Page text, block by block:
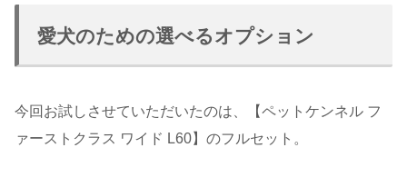
愛犬のための選べるオプション
今回お試しさせていただいたのは、【ペットケンネル フ
ァーストクラス ワイド L60】のフルセット。